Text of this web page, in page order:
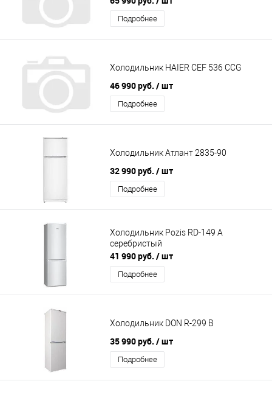
Подробнее
Холодильник HAIER CEF 536 CCG
46 990 руб. / шт
Подробнее
Холодильник Атлант 2835-90
32 990 руб. / шт
Подробнее
Холодильник Pozis RD-149 A
серебристый
41 990 руб. / шт
Подробнее
Холодильник DON R-299 B
35 990 руб. / шт
Подробнее